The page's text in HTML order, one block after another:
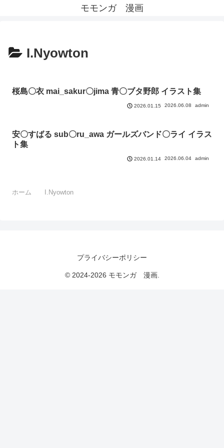
モモンガ 漫画
I.Nyowton
桜島〇衣 mai_sakur〇jima 青〇ブタ野郎 イラスト集
2026.01.15 2026.06.08 admin
安〇すばる sub〇ru_awa ガールズバンド〇ライ イラス
ト集
2026.01.14 2026.06.04 admin
ホーム I.Nyowton
プライバシーポリシー
© 2024-2026 モモンガ 漫画.